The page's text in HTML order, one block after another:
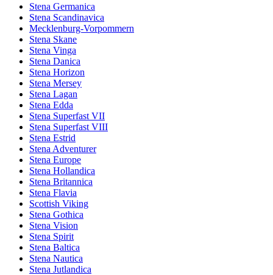
Stena Germanica
Stena Scandinavica
Mecklenburg-Vorpommern
Stena Skane
Stena Vinga
Stena Danica
Stena Horizon
Stena Mersey
Stena Lagan
Stena Edda
Stena Superfast VII
Stena Superfast VIII
Stena Estrid
Stena Adventurer
Stena Europe
Stena Hollandica
Stena Britannica
Stena Flavia
Scottish Viking
Stena Gothica
Stena Vision
Stena Spirit
Stena Baltica
Stena Nautica
Stena Jutlandica